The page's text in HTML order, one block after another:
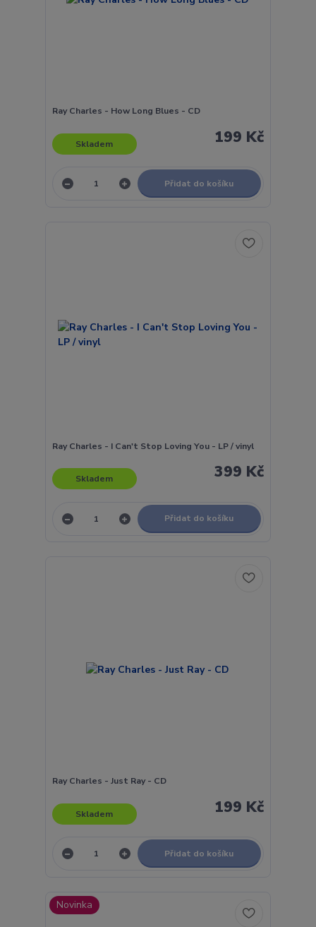
Ray Charles - How Long Blues - CD
199 Kč
Skladem
Přidat do košíku
Ray Charles - I Can't Stop Loving You - LP / vinyl
399 Kč
Skladem
Přidat do košíku
Ray Charles - Just Ray - CD
199 Kč
Skladem
Přidat do košíku
Novinka